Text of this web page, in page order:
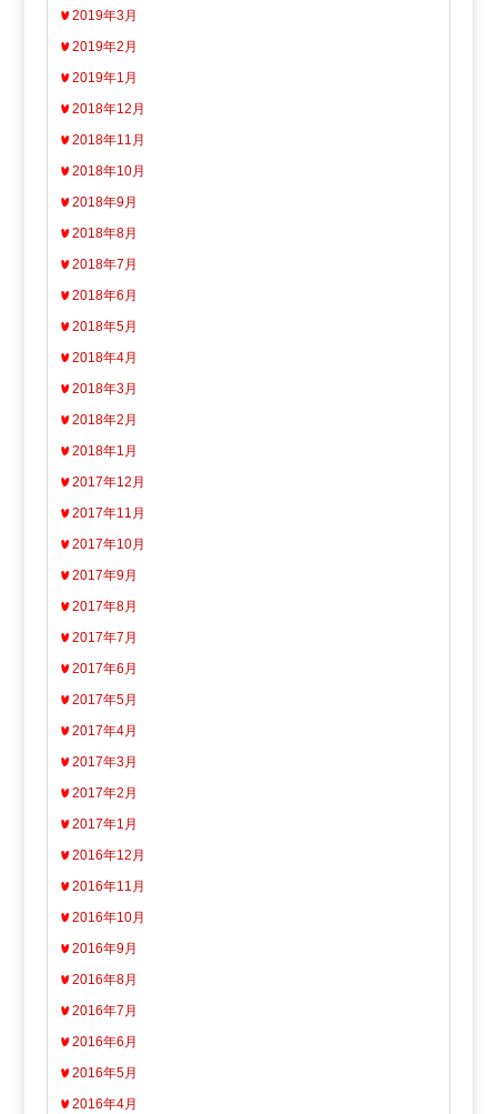
2019年3月
2019年2月
2019年1月
2018年12月
2018年11月
2018年10月
2018年9月
2018年8月
2018年7月
2018年6月
2018年5月
2018年4月
2018年3月
2018年2月
2018年1月
2017年12月
2017年11月
2017年10月
2017年9月
2017年8月
2017年7月
2017年6月
2017年5月
2017年4月
2017年3月
2017年2月
2017年1月
2016年12月
2016年11月
2016年10月
2016年9月
2016年8月
2016年7月
2016年6月
2016年5月
2016年4月